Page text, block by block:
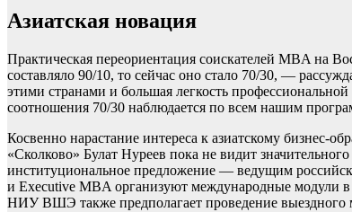
Азиатская новация
Практическая переориентация соискателей MBA на
составляло 90/10, то сейчас оно стало 70/30, —
этими странами и большая легкость
соотношения 70/30 наблюдается по всем нашим
Косвенно нарастание интереса к азиатскому
«Сколково» Булат Нуреев пока не видит
институциональное предложение — ведущим
и Executive MBA организуют международные
НИУ ВШЭ также предполагает проведение выездного